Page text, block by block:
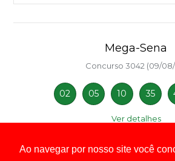
Ao navegar por nosso site você
Mega-Sena
Concurso 3042 (09/
02 05 10 35
Ver detalhes